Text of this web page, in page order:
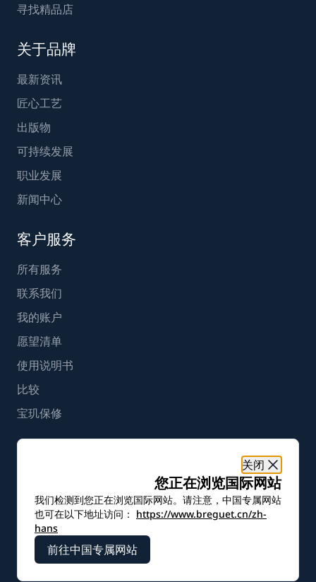
寻找精品店
关于品牌
最新资讯
匠心工艺
出版物
可持续发展
职业发展
新闻中心
客户服务
所有服务
联系我们
我的账户
愿望清单
使用说明书
比较
宝玑保修
漏洞披露政策无障碍设计COOKIE声明
Cookie设置
沪ICP备19045273号-5
宝玑版权 - 2026
您正在浏览国际网站
关闭
我们检测到您正在浏览国际网站。请注意，中国专属网站
也可在以下地址访问： https://www.breguet.cn/zh-
hans
前往中国专属网站